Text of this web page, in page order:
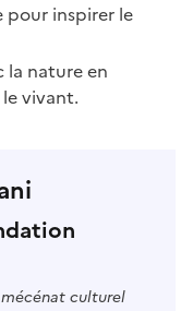
pour inspirer le
la nature en
vivant.
culturel